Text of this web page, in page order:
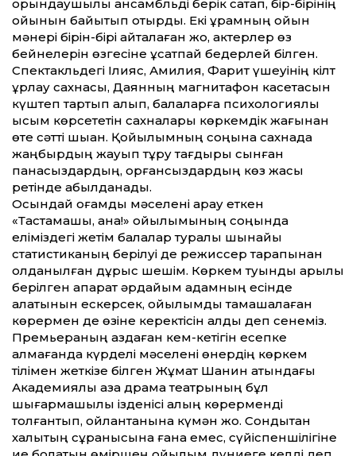
орындаушылық ансамбльді берік сақтап, бір-бірінің
ойынын байытып отырды. Екі құрамның ойын
мәнері бірін-бірі қайталаған жоқ, актерлер өз
бейнелерін өзгесіне ұқсатпай бедерлей білген.
Спектакльдегі Ілияс, Амилия, Фарит үшеуінің кілт
ұрлау сахнасы, Даянның магнитафон касетасын
күштеп тартып алып, балаларға психологиялық
қысым көрсететін сахналары көркемдік жағынан
өте сәт­ті шыққан. Қойылымның соңына сахнада
жаңбырдың жауып тұру тағдыры сынған
панасыздардың, қорғансыздардың көз жасы
ретінде қабылданады.
Осындай қоғамдық мәселені арқау еткен
«Тастамашы, ана!» қойылымының соңында
еліміздегі жетім балалар туралы шынайы
статистиканың берілуі де режиссер тарапынан
қолданылған дұрыс шешім. Көркем туынды арқылы
берілген ақпарат әрдайым адамның есінде
қалатынын ескерсек, қойылымды тамашалаған
көрермен де өзіне керектісін алды деп сенеміз.
Премьераның аздаған кем-кетігін есепке
алмағанда күрделі мәселені өнердің көркем
тілімен жеткізе білген Жұмат Шанин атындағы
Академиялық қазақ драма театрының бұл
шығармашылық ізденісі қалың көрерменді
толғантып, ойлантқанына күмән жоқ. Сондықтан
халықтың сұранысына ғана емес, сүйіспеншілігіне